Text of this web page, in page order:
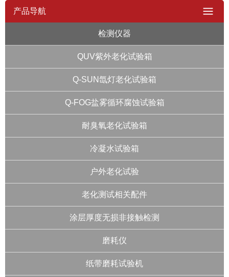
产品导航
检测仪器
QUV紫外老化试验箱
Q-SUN氙灯老化试验箱
Q-FOG盐雾循环腐蚀试验箱
耐臭氧老化试验箱
冷凝水试验箱
户外老化试验
老化测试相关配件
涂层厚度无损非接触检测
磨耗仪
纸带磨耗试验机